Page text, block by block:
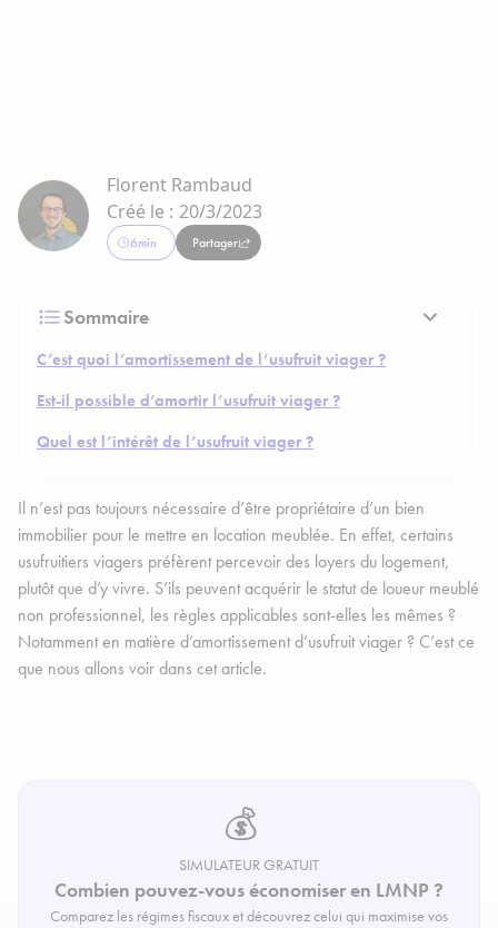
Florent Rambaud
Créé le : 20/3/2023
6min Partager
Sommaire
C’est quoi l’amortissement de l’usufruit viager ?
Est-il possible d’amortir l’usufruit viager ?
Quel est l’intérêt de l’usufruit viager ?
Il n’est pas toujours nécessaire d’être propriétaire d’un bien
immobilier pour le mettre en location meublée. En effet, certains
usufruitiers viagers préfèrent percevoir des loyers du logement,
plutôt que d’y vivre. S’ils peuvent acquérir le statut de loueur meublé
non professionnel, les règles applicables sont-elles les mêmes ?
Notamment en matière d’amortissement d’usufruit viager ? C’est ce
que nous allons voir dans cet article.
💰
SIMULATEUR GRATUIT
Combien pouvez-vous économiser en LMNP ?
Comparez les régimes fiscaux et découvrez celui qui maximise vos